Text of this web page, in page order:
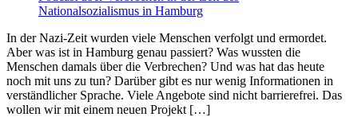
In der Nazi-Zeit wurden viele Menschen verfolgt und ermordet.
Aber was ist in Hamburg genau passiert? Was wussten die
Menschen damals über die Verbrechen? Und was hat das heute
noch mit uns zu tun? Darüber gibt es nur wenig Informationen in
verständlicher Sprache. Viele Angebote sind nicht barrierefrei. Das
wollen wir mit einem neuen Projekt […]